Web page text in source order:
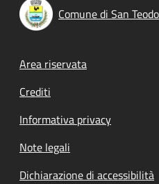
Comune di San
Footer menu
Area riservata
Crediti
Informativa privacy
Note legali
Dichiarazione di accessibilità